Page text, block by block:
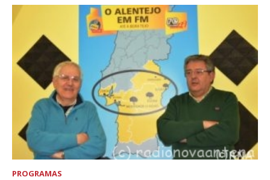
PROGRAMAS